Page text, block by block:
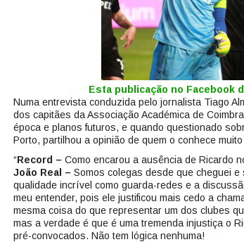
Esta publicação no Facebook
Numa entrevista conduzida pelo jornalista Tiago
dos capitães da Associação Académica de
época e planos futuros, e quando questionado
Porto, partilhou a opinião de quem o conhece muito
“Record – Como encarou a ausência de Ricardo
João Real – Somos colegas desde que cheguei
qualidade incrível como guarda-redes e a
meu entender, pois ele justificou mais cedo a
mesma coisa do que representar um dos clubes
mas a verdade é que é uma tremenda injustiça o
pré-convocados. Não tem lógica nenhuma!